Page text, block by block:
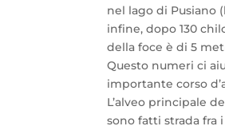
nel lago di Pusiano
infine, dopo 130
della foce è di 5
Questo numeri ci
importante corso
L’alveo principale
sono fatti strada fra